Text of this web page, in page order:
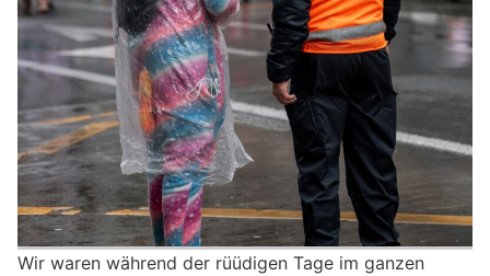
Wir waren während der rüüdigen Tage im ganzen